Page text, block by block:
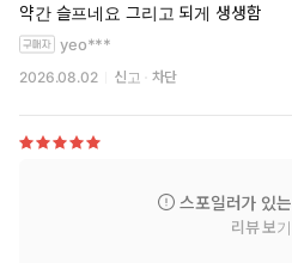
중년 남성의 위기를 대변하는 ‘국민 캐
과로의 아이콘인 대기업 부장이자,
기다 상실감 그 자체인 만성 전립선
롯해 그들을 남편이나 아버지로 둔
사전 연재 당시 이 부장을 향한 동정
줄을 이었을 정도. 스스로를 착취하
약간 슬프네요 그리고 되게 생생함
yeo***
2026.08.02 신고 차단
스포일러가 있
리뷰 보기